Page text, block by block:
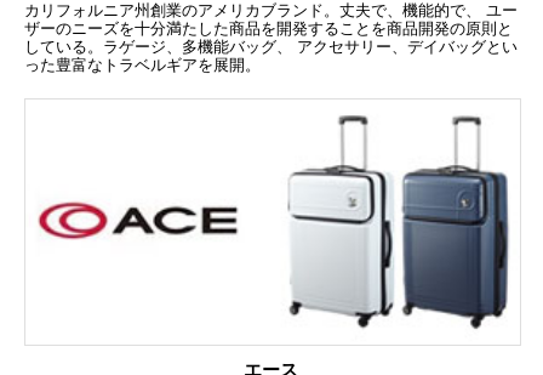
カリフォルニア州創業のアメリカブランド。丈夫で、機能的で、 ユー
ザーのニーズを十分満たした商品を開発することを商品開発の原則と
している。ラゲージ、多機能バッグ、 アクセサリー、デイバッグとい
った豊富なトラベルギアを展開。
エース